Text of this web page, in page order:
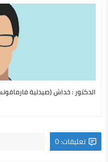
الدكتور : خداش (صيدلية
تعليقات: 0